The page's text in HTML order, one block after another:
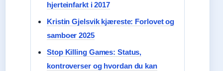
hjerteinfarkt i 2017
Kristin Gjelsvik kjæreste: Forlovet og
samboer 2025
Stop Killing Games: Status,
kontroverser og hvordan du kan